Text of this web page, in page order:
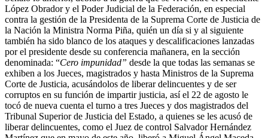
López Obrador y el Poder Judicial de la Federación, en especial
contra la gestión de la Presidenta de la Suprema Corte de Justicia de
la Nación la Ministra Norma Piña, quién un día si y al siguiente
también ha sido blanco de los ataques y descalificaciones lanzadas
por el presidente desde su conferencia mañanera, en la sección
denominada: “Cero impunidad” desde la que todas las semanas se
exhiben a los Jueces, magistrados y hasta Ministros de la Suprema
Corte de Justicia, acusándolos de liberar delincuentes y de ser
corruptos en su función de impartir justicia, así el 22 de agosto le
tocó de nueva cuenta el turno a tres Jueces y dos magistrados del
Tribunal Superior de Justicia del Estado, a quienes se les acusó de
liberar delincuentes, como el Juez de control Salvador Hernández